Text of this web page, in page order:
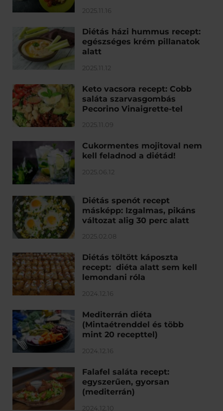
2025.11.16
Diétás házi hummus recept:
egészséges krém pillanatok
alatt
2025.11.12
Keto vacsora recept: Cobb
saláta szarvasgombás
Pecorino Vinaigrette-tel
2025.11.09
Cukormentes mojitoval nem
kell feladnod a diétád!
2025.06.12
Diétás spenót recept
másképp: Izgalmas, pikáns
változat alig 30 perc alatt
2025.02.08
Diétás töltött káposzta
recept: diéta alatt sem kell
lemondani róla
2024.12.16
Mediterrán diéta
(Mintaétrenddel és több
mint 20 recepttel)
2024.12.16
Falafel saláta recept:
egyszerűen, gyorsan
(mediterrán)
2024.12.10